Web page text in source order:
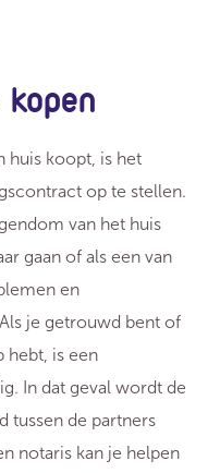
huis koopt, is het
op te stellen.
van het huis
gaan of als een van
en
je getrouwd bent of
hebt, is een
In dat geval wordt de
tussen de partners
notaris kan je helpen